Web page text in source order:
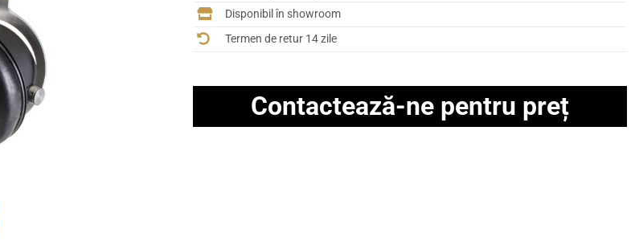
Disponibil în showroom
Termen de retur 14 zile
Contactează-ne pentru preț